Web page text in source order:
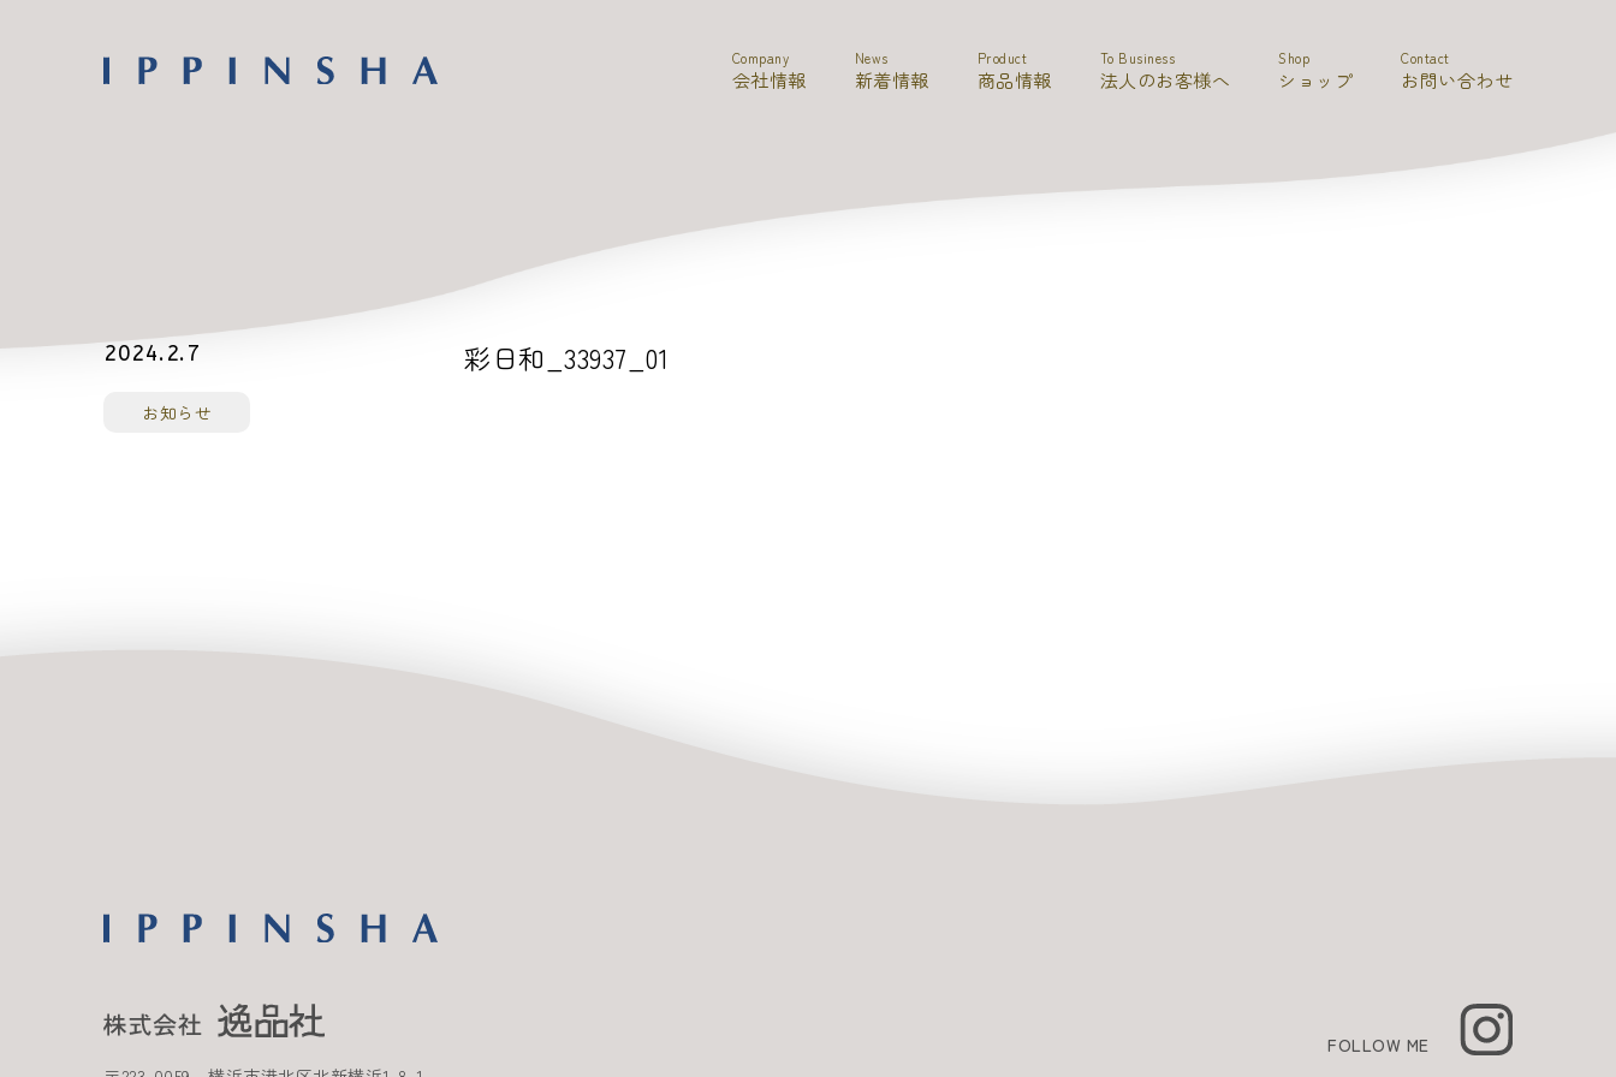
Company
会社情報
News
新着情報
Product
商品情報
To Business
法人のお客様へ
Shop
ショップ
Contact
お問い合わせ
2024.2.7
お知らせ
彩日和_33937_01
FOLLOW ME